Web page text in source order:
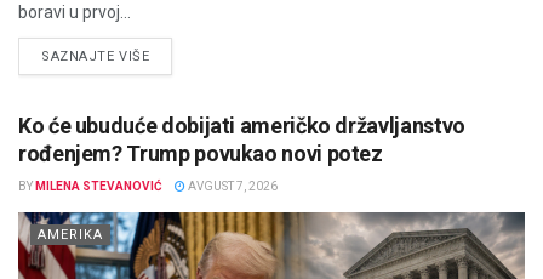
boravi u prvoj...
SAZNAJTE VIŠEDETAILS
Ko će ubuduće dobijati američko državljanstvo
rođenjem? Trump povukao novi potez
BY MILENA STEVANOVIĆ AVGUST 7, 2026
AMERIKA